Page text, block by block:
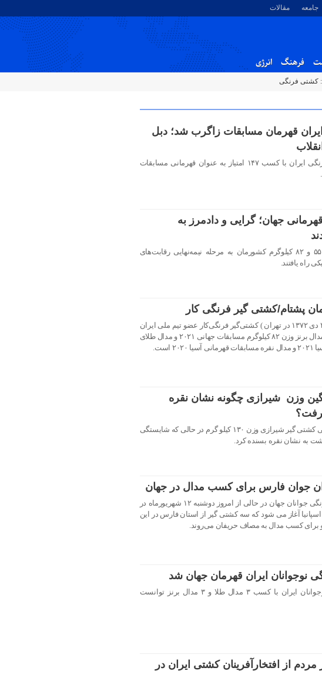
جامعه مقالات
فرهنگ انرژی
کشتی فرنگی
قهرمان مسابقات زاگرب شد؛ دبل
تیم منتخب کشتی فرنگی ایران با کسب ۱۴۷ امتیاز به عنوان قهرمانی مسابقات
جهان؛ گرایی و دادمرز به
فرنگی کاران اوزان ۵۵ و ۸۲ کیلوگرم کشورمان به مرحله نیمه‌نهایی رقابت‌های
راه یافتند.
پشتام/کشتی گیر فرنگی کار
پژمان پشتام (زادهٔ ۲۱ دی ۱۳۷۲ در تهران ) کشتی‌گیر فرنگی‌کار عضو تیم ملی ایران
است، پشتام دارنده مدال برنز وزن ۸۲ کیلوگرم مسابقات جهانی ۲۰۲۱ و مدال طلای
است.
وزن شیرازی چگونه نشان نقره
ابوالفضل فتحی تزنگی کشتی گیر شیرازی وزن ۱۳۰ کیلو گرم در حالی که شایستگی
به نشان نقره بسنده کرد.
جوان فارس برای کسب مدال در جهان
رقابت های کشتی فرنگی جوانان جهان در حالی از امروز دوشنبه ۱۲ شهریورماه در
آغاز می شود که سه کشتی گیر از استان فارس در این
و برای کسب مدال به مصاف حریفان می‌روند.
نوجوانان ایران قهرمان جهان شد
تیم کشتی فرنگی نوجوانان ایران با کسب ۳ مدال طلا و ۳ مدال برنز توانست
مردم از افتخارآفرینان کشتی ایران در